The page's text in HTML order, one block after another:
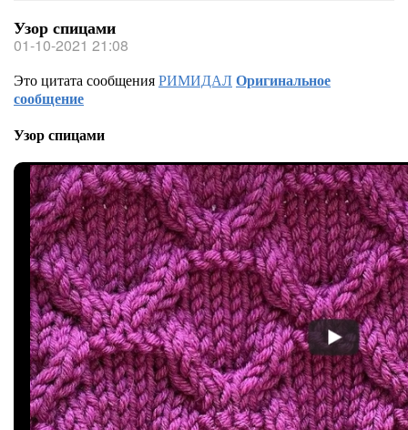
Узор спицами
01-10-2021 21:08
Это цитата сообщенияРИМИДАЛОригинальное
сообщение
Узор спицами